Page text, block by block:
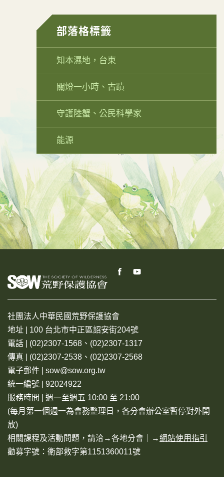
部落格標籤
知本濕地，台東
關燈一小時、古蹟
守護陸蟹、公民科學家
能源
社團法人中華民國荒野保護協會
地址 | 100 台北市中正區詔安街204號
電話 | (02)2307-1568、(02)2307-1317
傳真 | (02)2307-2538、(02)2307-2568
電子郵件 | sow@sow.org.tw
統一編號 | 92024922
服務時間 | 週一至週五 10:00 至 21:00
(每月第一個週一為會務整理日，各分會辦公室暫停對外開
放)
相關課程及活動問題，請洽→各地分會 ｜→網站使用指引
勸募字號：衛部救字第1151360011號